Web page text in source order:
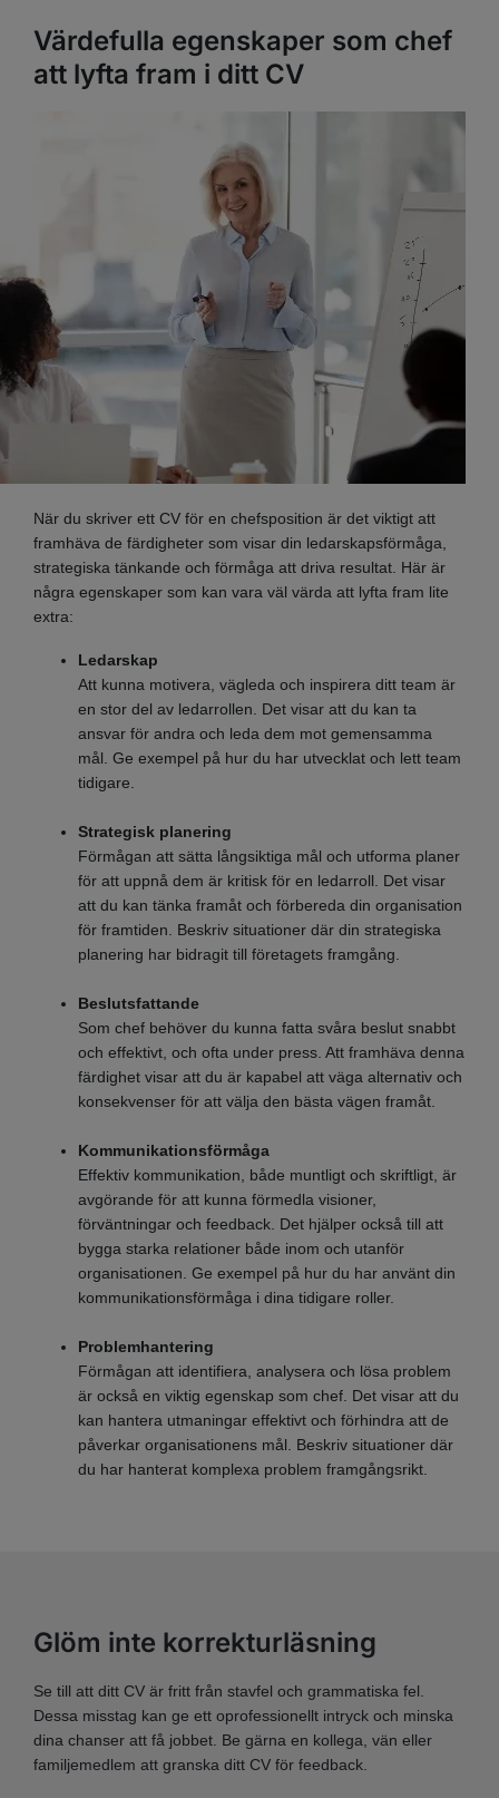
Värdefulla egenskaper som chef
att lyfta fram i ditt CV
När du skriver ett CV för en chefsposition är det viktigt att
framhäva de färdigheter som visar din ledarskapsförmåga,
strategiska tänkande och förmåga att driva resultat. Här är
några egenskaper som kan vara väl värda att lyfta fram lite
extra:
Ledarskap
Att kunna motivera, vägleda och inspirera ditt team är
en stor del av ledarrollen. Det visar att du kan ta
ansvar för andra och leda dem mot gemensamma
mål. Ge exempel på hur du har utvecklat och lett team
tidigare.
Strategisk planering
Förmågan att sätta långsiktiga mål och utforma planer
för att uppnå dem är kritisk för en ledarroll. Det visar
att du kan tänka framåt och förbereda din organisation
för framtiden. Beskriv situationer där din strategiska
planering har bidragit till företagets framgång.
Beslutsfattande
Som chef behöver du kunna fatta svåra beslut snabbt
och effektivt, och ofta under press. Att framhäva denna
färdighet visar att du är kapabel att väga alternativ och
konsekvenser för att välja den bästa vägen framåt.
Kommunikationsförmåga
Effektiv kommunikation, både muntligt och skriftligt, är
avgörande för att kunna förmedla visioner,
förväntningar och feedback. Det hjälper också till att
bygga starka relationer både inom och utanför
organisationen. Ge exempel på hur du har använt din
kommunikationsförmåga i dina tidigare roller.
Problemhantering
Förmågan att identifiera, analysera och lösa problem
är också en viktig egenskap som chef. Det visar att du
kan hantera utmaningar effektivt och förhindra att de
påverkar organisationens mål. Beskriv situationer där
du har hanterat komplexa problem framgångsrikt.
Glöm inte korrekturläsning
Se till att ditt CV är fritt från stavfel och grammatiska fel.
Dessa misstag kan ge ett oprofessionellt intryck och minska
dina chanser att få jobbet. Be gärna en kollega, vän eller
familjemedlem att granska ditt CV för feedback.